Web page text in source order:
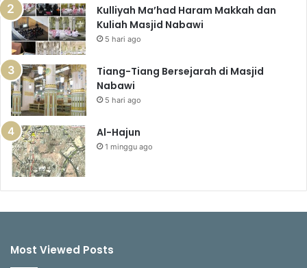
Kulliyah Ma’had Haram Makkah dan
Kuliah Masjid Nabawi
5 hari ago
Tiang-Tiang Bersejarah di Masjid
Nabawi
5 hari ago
Al-Hajun
1 minggu ago
Most Viewed Posts